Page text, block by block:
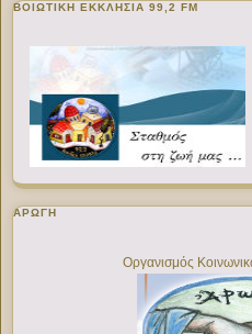
ΒΟΙΩΤΙΚΉ ΕΚΚΛΗΣΊΑ 99,2 FM
ΑΡΩΓΗ
Οργανισμός